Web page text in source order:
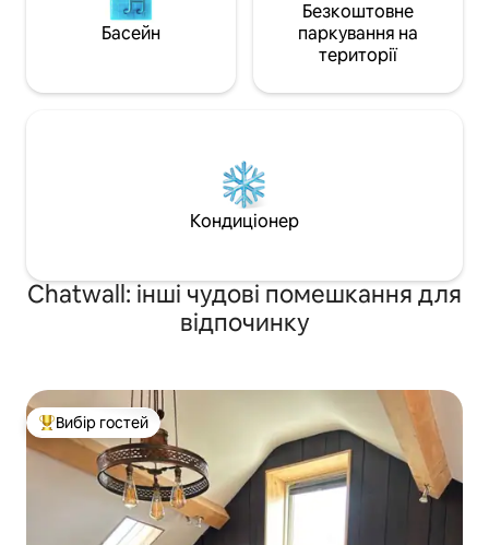
Басейн
Безкоштовне
паркування на
території
Кондиціонер
Chatwall: інші чудові помешкання для
відпочинку
Топ вибір гостей
Вибір гостей